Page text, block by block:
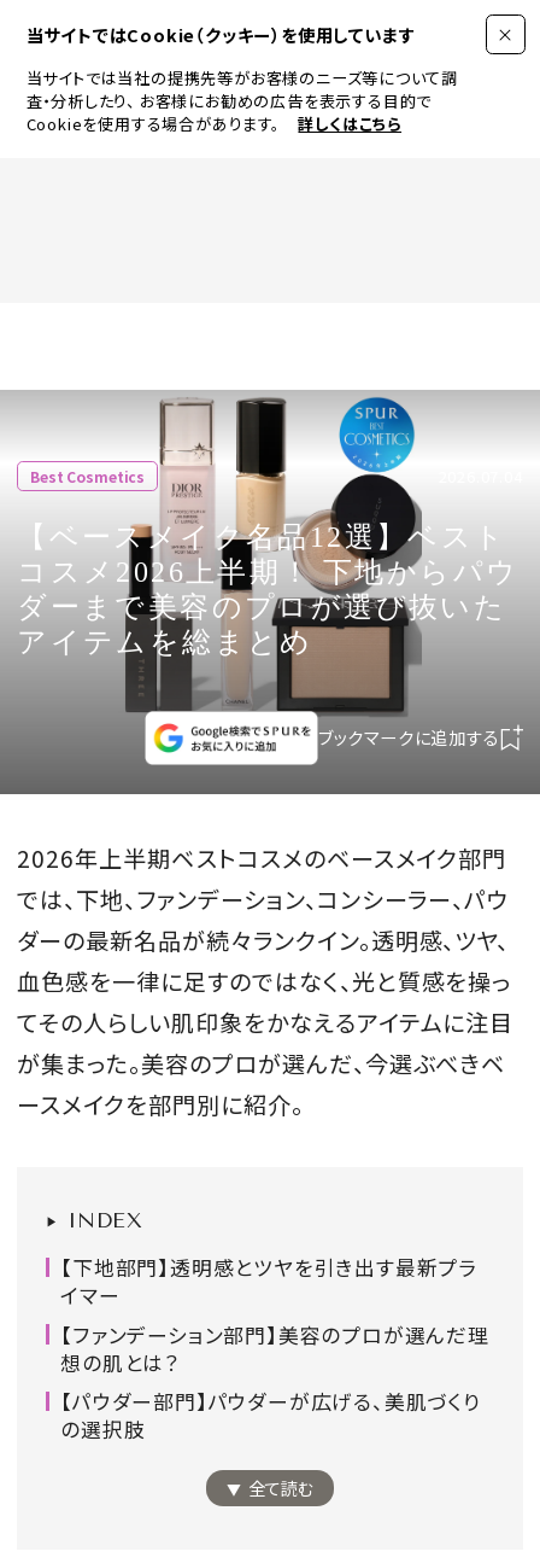
当サイトではCookie（クッキー）を使用しています
当サイトでは当社の提携先等がお客様のニーズ等について調
査・分析したり、 お客様にお勧めの広告を表示する目的で
Cookieを使用する場合があります。
詳しくはこちら
JEWELRY & WATCH
LIFESTYLE
CULTURE
CELEBRITY
COLLECTION
WEDDING
FORTUNE
SDGs
MAGAZINE
会員登録
SPUR読者のためのメンバーシッププログラム
「The SPUR Club」。便利な機能と特典を無料で楽し
めます。
ログイン・新規会員登録
Best Cosmetics
【ベースメイク名品12選】ベスト
コスメ2026上半期！ 下地からパウ
ダーまで美容のプロが選び抜いた
アイテムを総まとめ
ブックマークに追加する
2026年上半期ベストコスメのベースメイク部門
では、下地、ファンデーション、コンシーラー、パウ
ダーの最新名品が続々ランクイン。透明感、ツヤ、
血色感を一律に足すのではなく、光と質感を操っ
てその人らしい肌印象をかなえるアイテムに注目
が集まった。美容のプロが選んだ、今選ぶべきベ
ースメイクを部門別に紹介。
INDEX
【下地部門】透明感とツヤを引き出す最新プラ
イマー
【ファンデーション部門】美容のプロが選んだ理
想の肌とは？
【パウダー部門】パウダーが広げる、美肌づくり
の選択肢
全て読む